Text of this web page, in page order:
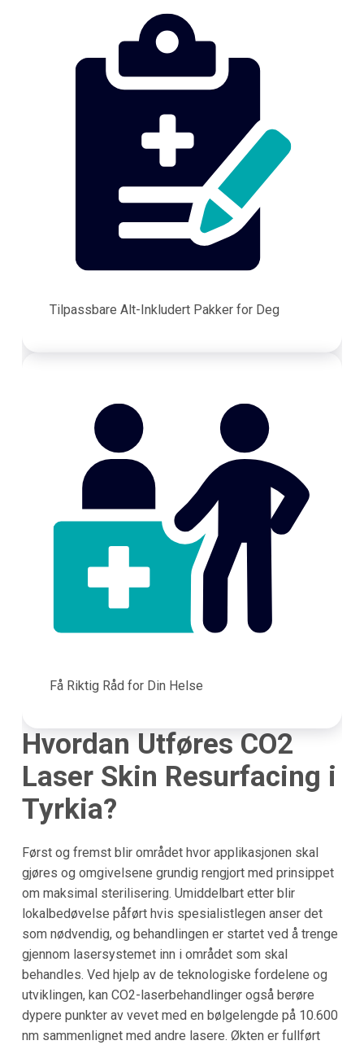
Tilpassbare Alt-Inkludert Pakker for Deg
Få Riktig Råd for Din Helse
Hvordan Utføres CO2
Laser Skin Resurfacing i
Tyrkia?
Først og fremst blir området hvor applikasjonen skal
gjøres og omgivelsene grundig rengjort med prinsippet
om maksimal sterilisering. Umiddelbart etter blir
lokalbedøvelse påført hvis spesialistlegen anser det
som nødvendig, og behandlingen er startet ved å trenge
gjennom lasersystemet inn i området som skal
behandles. Ved hjelp av de teknologiske fordelene og
utviklingen, kan CO2-laserbehandlinger også berøre
dypere punkter av vevet med en bølgelengde på 10.600
nm sammenlignet med andre lasere. Økten er fullført